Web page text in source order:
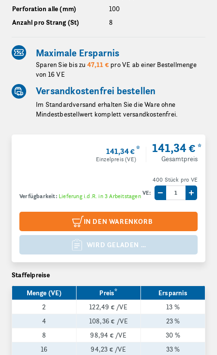
Perforation alle (mm)
100
Anzahl pro Strang (St)
8
Maximale Ersparnis
Sparen Sie bis zu 47,11 € pro VE ab einer Bestellmenge
von 16 VE
Versandkostenfrei bestellen
Im Standardversand erhalten Sie die Ware ohne
Mindestbestellwert komplett versandkostenfrei.
141,34 €*
Einzelpreis (VE)
141,34 € *
Gesamtpreis
Verfügbarkeit: Lieferung i.d.R. in 3 Arbeitstagen
400 Stück pro VE
VE:
Menge um eine
Menge
IN DEN WARENKORB
WIRD GELADEN …
Staffelpreise
Menge (VE) Preis*
Ersparnis
2
122,49 € /VE
13 %
4
108,36 € /VE
23 %
8
98,94 € /VE
30 %
16
94,23 € /VE 33 %